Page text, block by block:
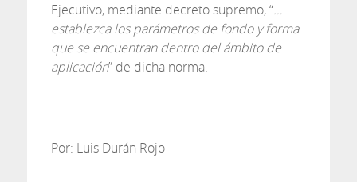
Ejecutivo, mediante decreto supremo, “…
establezca los parámetros de fondo y forma
que se encuentran dentro del ámbito de
aplicación” de dicha norma.
—
Por: Luis Durán Rojo